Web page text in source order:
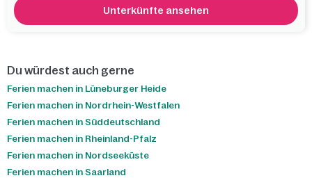
Unterkünfte ansehen
Du würdest auch gerne
Ferien machen in Lüneburger Heide
Ferien machen in Nordrhein-Westfalen
Ferien machen in Süddeutschland
Ferien machen in Rheinland-Pfalz
Ferien machen in Nordseeküste
Ferien machen in Saarland